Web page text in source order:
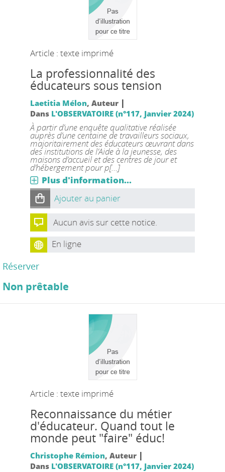
Article : texte imprimé
La professionnalité des
éducateurs sous tension
Laetitia Mélon, Auteur |
Dans L'OBSERVATOIRE (n°117, Janvier 2024)
À partir d’une enquête qualitative réalisée
auprès d’une centaine de travailleurs sociaux,
majoritairement des éducateurs œuvrant dans
des institutions de l’Aide à la jeunesse, des
maisons d’accueil et des centres de jour et
d’hébergement pour p[...]
Plus d'information...
Ajouter au panier
Aucun avis sur cette notice.
En ligne
Réserver
Non prêtable
Article : texte imprimé
Reconnaissance du métier
d'éducateur. Quand tout le
monde peut "faire" éduc!
Christophe Rémion, Auteur |
Dans L'OBSERVATOIRE (n°117, Janvier 2024)